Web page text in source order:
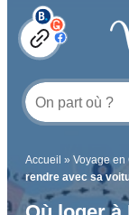
Accueil » Voyage en
rendre avec sa